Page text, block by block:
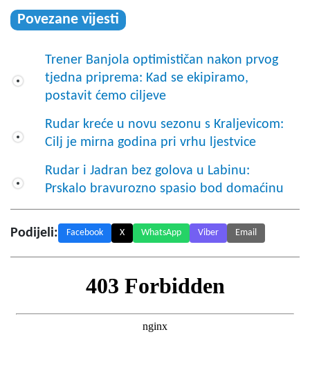
Povezane vijesti
Trener Banjola optimističan nakon prvog
tjedna priprema: Kad se ekipiramo,
postavit ćemo ciljeve
Rudar kreće u novu sezonu s Kraljevicom:
Cilj je mirna godina pri vrhu ljestvice
Rudar i Jadran bez golova u Labinu:
Prskalo bravurozno spasio bod domaćinu
Podijeli: Facebook X WhatsApp Viber Email